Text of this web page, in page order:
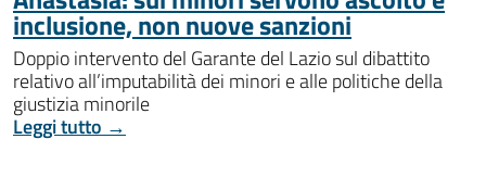
inclusione, non nuove sanzioni
Doppio intervento del Garante del Lazio sul dibattito
relativo all’imputabilità dei minori e alle politiche della
giustizia minorile
Leggi tutto →